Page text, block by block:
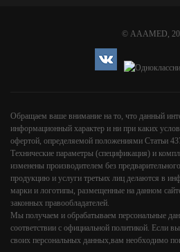
© AAAMED,
Обращаем ваше внимание на то, что данный
информационный характер и ни при каких
офертой, определяемой положениями Статьи
Технические параметры (спецификация) и
изменены производителем без
продукцию и услуги третьих лиц делаются в
марки и логотипы, размещенные на данном
законных правообладателей.
Мы получаем и обрабатываем персональные
соответствии с официальной политикой. Если вы
своих персональных данных,вам необходимо